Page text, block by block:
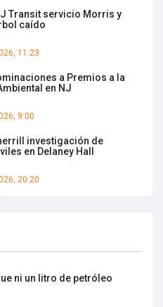
Transit servicio Morris y
caído
11:23
a Premios a la
en NJ
9:00
investigación de
en Delaney Hall
20:20
ni un litro de petróleo